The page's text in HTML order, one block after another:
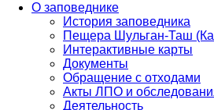
navigation
О заповеднике
История заповедника
Пещера Шульган-Таш
Интерактивные карты
Документы
Обращение с отходами
Акты ЛПО и
Деятельность